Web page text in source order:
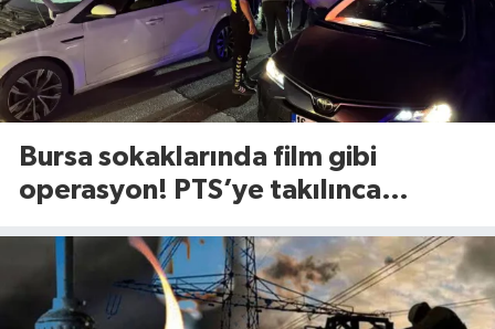
Bursa sokaklarında film gibi
operasyon! PTS’ye takılınca